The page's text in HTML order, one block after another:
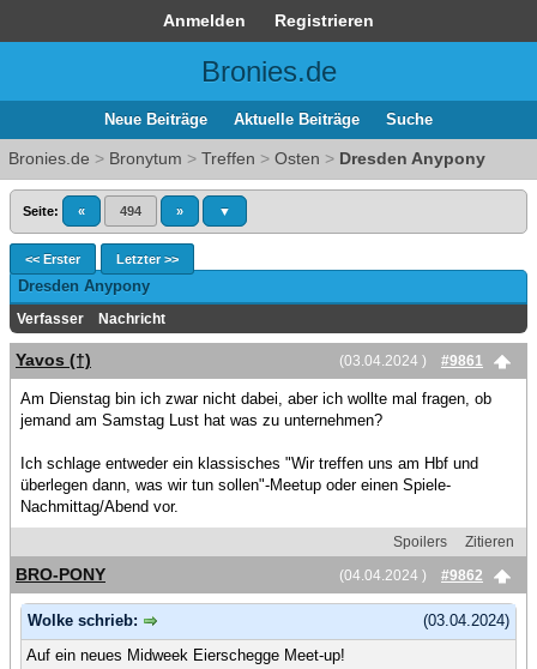
Anmelden Registrieren
Bronies.de
Neue Beiträge Aktuelle Beiträge Suche
Bronies.de > Bronytum > Treffen > Osten > Dresden Anypony
Seite: « 494 » ▼
<< Erster Letzter >>
Dresden Anypony
Verfasser Nachricht
(03.04.2024 ) #9861
Yavos (†)
Am Dienstag bin ich zwar nicht dabei, aber ich wollte mal fragen, ob
jemand am Samstag Lust hat was zu unternehmen?
Ich schlage entweder ein klassisches "Wir treffen uns am Hbf und
überlegen dann, was wir tun sollen"-Meetup oder einen Spiele-
Nachmittag/Abend vor.
Spoilers
Zitieren
(04.04.2024 )
#9862
BRO-PONY
(03.04.2024)
Wolke schrieb:
Auf ein neues Midweek Eierschegge Meet-up!